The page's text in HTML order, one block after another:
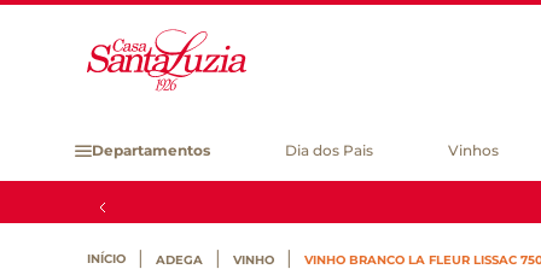
Departamentos Dia dos Pais Vinhos
ADEGA VINHO VINHO BRANCO LA FLEUR LISSAC